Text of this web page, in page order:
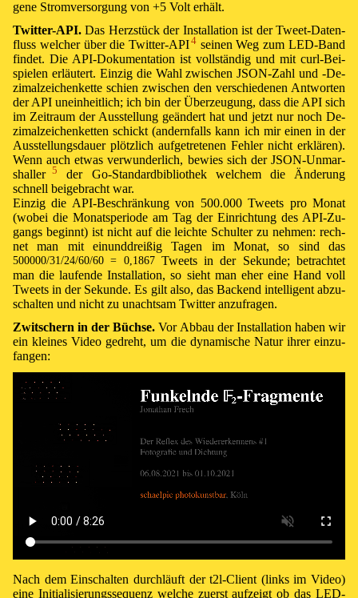
ge­ne Strom­ver­sor­gung von +5 Volt er­hält.
Twit­ter-API. Das Herz­stück der In­s­tal­la­ti­on ist der Tweet-Da­ten­
fluss wel­cher über die Twit­ter-API ⁠4sei­nen Weg zum LED-Band
fin­det. Die API-Do­ku­men­ta­ti­on ist voll­stän­dig und mit curl-Bei­
spie­len er­läut­ert. Ein­zig die Wahl zwi­schen JSON-Zahl und -De­
zi­mal­zei­chen­ket­te schien zwi­schen den ver­schie­de­nen Ant­wor­ten
der API un­ein­heit­lich; ich bin der Über­zeu­gung, dass die API sich
im Zeit­raum der Aus­stel­lung ge­än­dert hat und jetzt nur noch De­
zi­mal­zei­chen­ket­ten schickt (an­dern­falls kann ich mir ei­nen in der
Aus­stel­lungs­dau­er plötz­lich auf­ge­tre­te­nen Feh­ler nicht er­klä­ren).
Wenn auch et­was ver­wun­der­lich, be­wies sich der JSON-Un­mar­
shaller ⁠ 5 der Go-Stan­dard­bib­lio­thek wel­chem die Än­de­rung
schnell bei­ge­bracht war.
Ein­zig die API-Be­schrän­kung von 500.000Tweets pro Mo­nat
(wo­bei die Mo­nats­pe­ri­o­de am Tag der Ein­rich­tung des API-Zu­
gangs be­ginnt) ist nicht auf die leich­te Schul­ter zu neh­men: rech­
net man mit ein­und­drei­ßig Ta­gen im Mo­nat, so sind das
500000/31/24/60/60 = 0,1867Tweets in der Se­kun­de; be­trach­tet
man die lau­fen­de In­s­tal­la­ti­on, so sieht man eher ei­ne Hand voll
Tweets in der Se­kun­de. Es gilt also, das Back­end in­tel­li­gent ab­zu­
schal­ten und nicht zu un­acht­sam Twit­ter an­zu­fra­gen.
Zwit­schern in der Büch­se. Vor Ab­bau der In­s­tal­la­ti­on ha­ben wir
ein klei­nes Vi­deo ge­dreht, um die dy­na­mi­sche Na­tur ih­rer ein­zu­
fan­gen:
Nach dem Ein­schal­ten durch­läuft der t2l-Cli­ent (links im Vi­deo)
ei­ne Ini­ti­a­li­sie­rungs­se­quenz wel­che zu­erst auf­zeigt ob das LED-